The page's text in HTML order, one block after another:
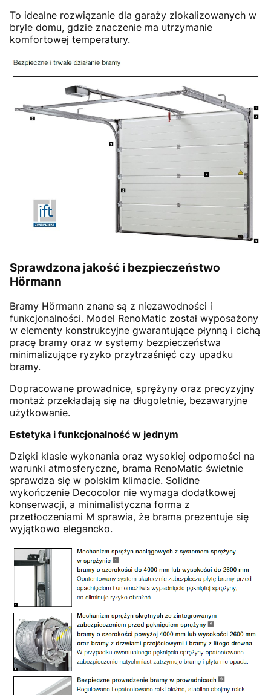
To idealne rozwiązanie dla garaży zlokalizowanych w
bryle domu, gdzie znaczenie ma utrzymanie
komfortowej temperatury.
Sprawdzona jakość i bezpieczeństwo
Hörmann
Bramy Hörmann znane są z niezawodności i
funkcjonalności. Model RenoMatic został wyposażony
w elementy konstrukcyjne gwarantujące płynną i cichą
pracę bramy oraz w systemy bezpieczeństwa
minimalizujące ryzyko przytrzaśnięć czy upadku
bramy.
Dopracowane prowadnice, sprężyny oraz precyzyjny
montaż przekładają się na długoletnie, bezawaryjne
użytkowanie.
Estetyka i funkcjonalność w jednym
Dzięki klasie wykonania oraz wysokiej odporności na
warunki atmosferyczne, brama RenoMatic świetnie
sprawdza się w polskim klimacie. Solidne
wykończenie Decocolor nie wymaga dodatkowej
konserwacji, a minimalistyczna forma z
przetłoczeniami M sprawia, że brama prezentuje się
wyjątkowo elegancko.